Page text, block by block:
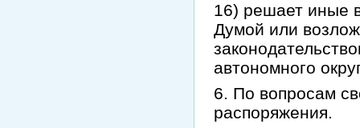
16) решает иные
Думой или
автономного
6. По вопросам
распоряжения.